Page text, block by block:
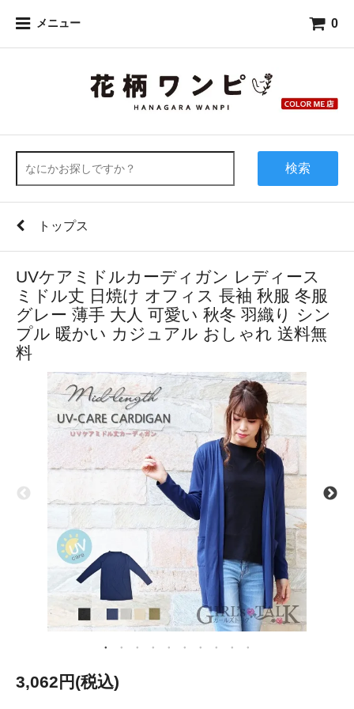
メニュー 0
検索
トップス
UVケアミドルカーディガン レディース
ミドル丈 日焼け オフィス 長袖 秋服 冬服
グレー 薄手 大人 可愛い 秋冬 羽織り シン
プル 暖かい カジュアル おしゃれ 送料無
料
3,062円(税込)